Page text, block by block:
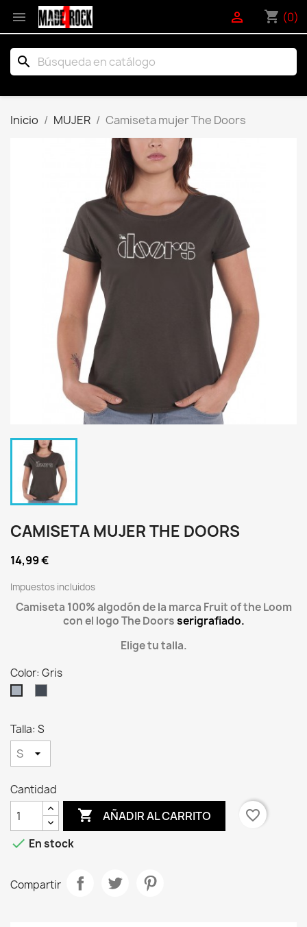
 shopping_cart (0)

search
Inicio MUJER Camiseta mujer The Doors
CAMISETA MUJER THE DOORS
14,99 €
Impuestos incluidos
Camiseta 100% algodón de la marca Fruit of the Loom
con el logo The Doorsserigrafiado.
Elige tu talla.
Color: Gris
Talla: S
Cantidad
 AÑADIR AL CARRITO
favorite_border
 En stock
Compartir